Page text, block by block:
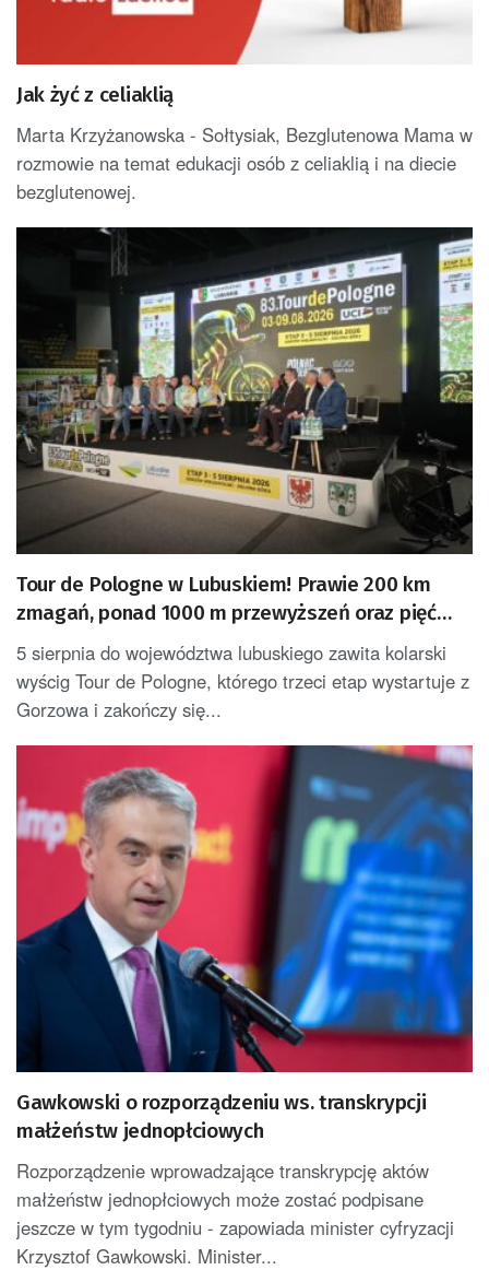
Jak żyć z celiaklią
Marta Krzyżanowska - Sołtysiak, Bezglutenowa Mama w
rozmowie na temat edukacji osób z celiaklią i na diecie
bezglutenowej.
Tour de Pologne w Lubuskiem! Prawie 200 km
zmagań, ponad 1000 m przewyższeń oraz pięć
premii
5 sierpnia do województwa lubuskiego zawita kolarski
wyścig Tour de Pologne, którego trzeci etap wystartuje z
Gorzowa i zakończy się...
Gawkowski o rozporządzeniu ws. transkrypcji
małżeństw jednopłciowych
Rozporządzenie wprowadzające transkrypcję aktów
małżeństw jednopłciowych może zostać podpisane
jeszcze w tym tygodniu - zapowiada minister cyfryzacji
Krzysztof Gawkowski. Minister...